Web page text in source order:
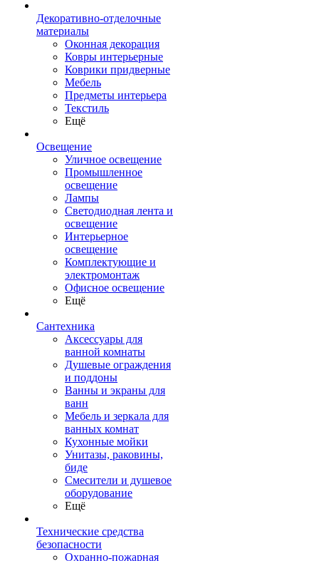
Декоративно-отделочные
материалы
Оконная декорация
Ковры интерьерные
Коврики придверные
Мебель
Предметы интерьера
Текстиль
Ещё
Освещение
Уличное освещение
Промышленное
освещение
Лампы
Светодиодная лента и
освещение
Интерьерное
освещение
Комплектующие и
электромонтаж
Офисное освещение
Ещё
Сантехника
Аксессуары для
ванной комнаты
Душевые ограждения
и поддоны
Ванны и экраны для
ванн
Мебель и зеркала для
ванных комнат
Кухонные мойки
Унитазы, раковины,
биде
Смесители и душевое
оборудование
Ещё
Технические средства
безопасности
Охранно-пожарная